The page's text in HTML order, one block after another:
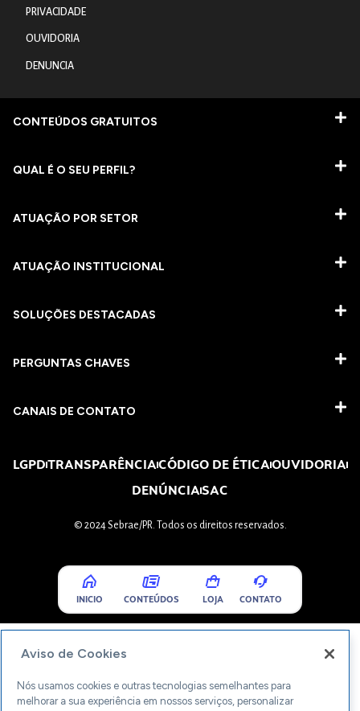
PRIVACIDADE
OUVIDORIA
DENUNCIA
CONTEÚDOS GRATUITOS
QUAL É O SEU PERFIL?
ATUAÇÃO POR SETOR
ATUAÇÃO INSTITUCIONAL
SOLUÇÕES DESTACADAS
PERGUNTAS CHAVES​
CANAIS DE CONTATO
LGPDTRANSPARÊNCIACÓDIGO DE ÉTICAOUVIDORIA
DENÚNCIASAC
© 2024 Sebrae/PR. Todos os direitos reservados.
INICIO CONTEÚDOS LOJA CONTATO
Aviso de Cookies
Nós usamos cookies e outras tecnologias semelhantes para
melhorar a sua experiência em nossos serviços, personalizar